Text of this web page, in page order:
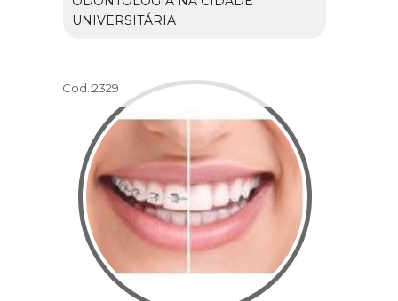
UNIVERSITÁRIA
Cod.:2329